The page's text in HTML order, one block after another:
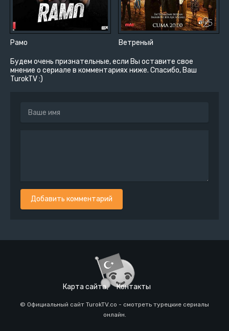
Рамо Ветреный
Будем очень признательные, если Вы оставите свое
мнение о сериале в комментариях ниже. Спасибо, Ваш
TurokTV :)
Добавить комментарий
Карта сайта Контакты
© Официальный сайт TurokTV.co - смотреть турецкие сериалы
онлайн.